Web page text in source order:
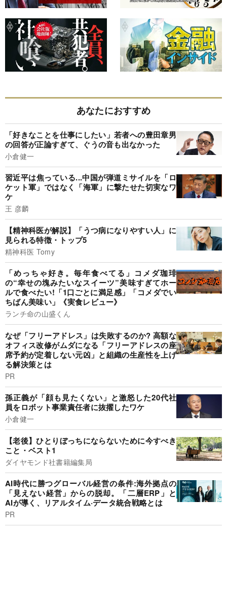
あなたにおすすめ
「好きなことを仕事にしたい」若者への豊田章男
の回答が正論すぎて、ぐうの音も出なかった
小倉健一
習近平は焦っている...中国が弾道ミサイルを「ロ
ケット軍」ではなく「海軍」に撃たせた切実なワ
ケ
王 彦麟
【精神科医が解説】「うつ病になりやすい人」に
見られる特徴・トップ5
精神科医 Tomy
「めっちゃ好き。毎年食べてる」コメダ珈琲
の“幸せの塊みたいなスイーツ”美味すぎてホー
ルで食べたい!「1口ごとに満足感」「コメダでい
ちばん美味い」《実食レビュー》
ランチ命の山盛くん
なぜ「フリーアドレス」は失敗するのか? 高額な
オフィス改修がムダになる「フリーアドレスの座
席予約が定着しない元凶」と組織の生産性を上げ
る解決策とは
PR
孫正義が「顔も見たくない」と激怒した20代社
員をロボット事業責任者に抜擢したワケ
小倉健一
【老後】ひとりぼっちにならないために今すべき
こと・ベスト1
ダイヤモンド社書籍編集局
AI時代に勝つグローバル経営の条件:海外拠点の
「見えない経営」からの脱却。「二層ERP」と
AIが導く、リアルタイム·データ統合戦略とは
PR